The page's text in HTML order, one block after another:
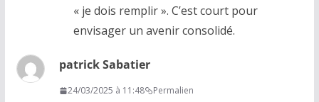
« je dois remplir ». C’est court pour
envisager un avenir consolidé.
patrick Sabatier
24/03/2025 à 11:48 Permalien